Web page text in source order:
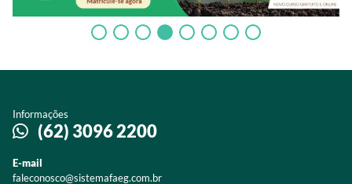
Informações
(62) 3096 2200
E-mail
faleconosco@sistemafaeg.com.br